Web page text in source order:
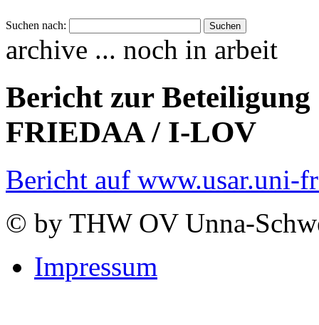
Suchen nach:
archive ... noch in arbeit
Bericht zur
FRIEDAA / I-LOV
Bericht auf www.usar.uni-
© by THW OV Unna-
Impressum